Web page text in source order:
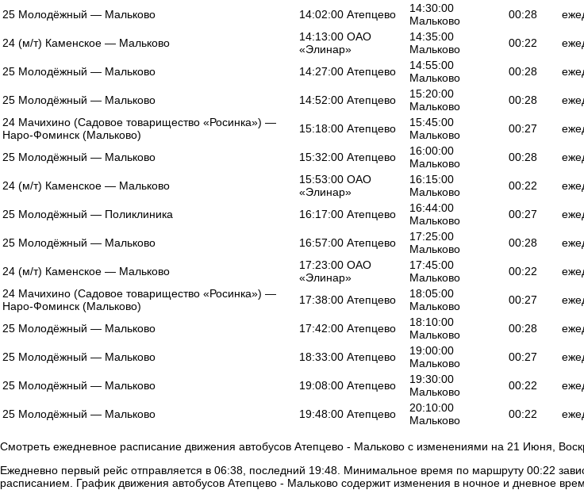
25 Молодёжный — Мальково 14:02:00 Атепцево
14:30:00
Мальково
00:28
24 (м/т) Каменское — Мальково
14:13:00 ОАО
«Элинар»
14:35:00
Мальково
00:22
25 Молодёжный — Мальково
14:27:00 Атепцево
14:55:00
Мальково
00:28
25 Молодёжный — Мальково 14:52:00 Атепцево
15:20:00
Мальково
00:28
24 Мачихино (Садовое товарищество «Росинка») —
Наро-Фоминск (Мальково)
15:18:00 Атепцево
15:45:00
Мальково
00:27
25 Молодёжный — Мальково 15:32:00 Атепцево
16:00:00
Мальково
00:28
24 (м/т) Каменское — Мальково
15:53:00 ОАО
«Элинар»
16:15:00
Мальково
00:22
25 Молодёжный — Поликлиника
16:17:00 Атепцево
16:44:00
Мальково
00:27
25 Молодёжный — Мальково 16:57:00 Атепцево
17:25:00
Мальково
00:28
24 (м/т) Каменское — Мальково
17:23:00 ОАО
«Элинар»
17:45:00
Мальково
00:22
24 Мачихино (Садовое товарищество «Росинка») —
Наро-Фоминск (Мальково)
17:38:00 Атепцево
18:05:00
Мальково
00:27
25 Молодёжный — Мальково 17:42:00 Атепцево
18:10:00
Мальково
00:28
25 Молодёжный — Мальково 18:33:00 Атепцево
19:00:00
Мальково
00:27
25 Молодёжный — Мальково 19:08:00 Атепцево
19:30:00
Мальково
00:22
25 Молодёжный — Мальково 19:48:00 Атепцево
20:10:00
Мальково
00:22
Смотреть ежедневное расписание движения автобусов Атепцево - Мальково с изменениями на 21 Июня,
Ежедневно первый рейс отправляется в 06:38, последний 19:48. Минимальное время по маршруту 00:22
расписанием. График движения автобусов Атепцево - Мальково содержит изменения в ночное и дневное